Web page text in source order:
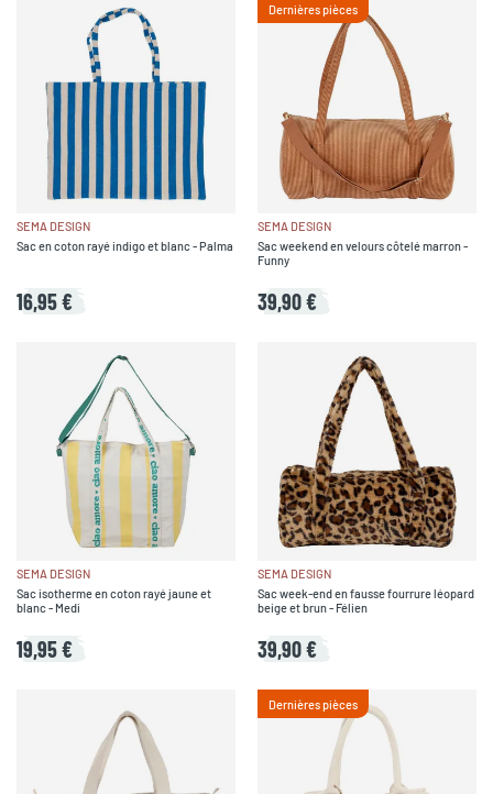
SEMA DESIGN
Sac en coton rayé indigo et blanc - Palma
16,95 €
Dernières pièces
SEMA DESIGN
Sac weekend en velours côtelé marron -
Funny
39,90 €
SEMA DESIGN
Sac isotherme en coton rayé jaune et
blanc - Medi
19,95 €
SEMA DESIGN
Sac week-end en fausse fourrure léopard
beige et brun - Félien
39,90 €
Dernières pièces